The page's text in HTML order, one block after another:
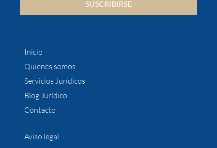
SUSCRIBIRSE
Inicio
Quienes somos
Servicios Jurídicos
Blog Jurídico
Contacto
Aviso legal